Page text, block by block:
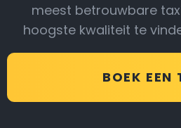
meest betrouwbare
hoogste kwaliteit te
BOEK EEN